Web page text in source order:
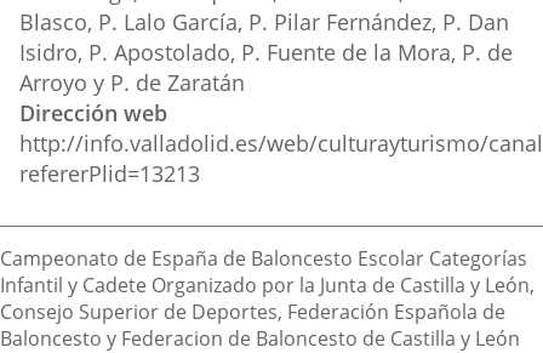
Blasco, P. Lalo García, P. Pilar Fernández, P. Dan
Isidro, P. Apostolado, P. Fuente de la Mora, P. de
Arroyo y P. de Zaratán
Dirección web
http://info.valladolid.es/web/culturayturismo/
refererPlid=13213
Descripción
Campeonato de España de Baloncesto Escolar Categorías
Infantil y Cadete Organizado por la Junta de Castilla y León,
Consejo Superior de Deportes, Federación Española de
Baloncesto y Federacion de Baloncesto de Castilla y León